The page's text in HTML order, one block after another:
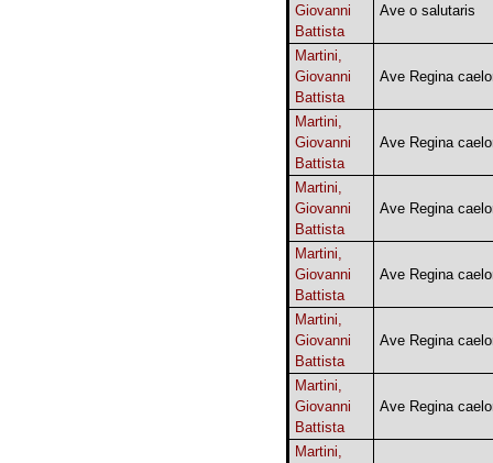
Giovanni
Battista
Ave o salutaris
Martini,
Giovanni
Battista
Ave Regina
Martini,
Giovanni
Battista
Ave Regina
Martini,
Giovanni
Battista
Ave Regina
Martini,
Giovanni
Battista
Ave Regina
Martini,
Giovanni
Battista
Ave Regina
Martini,
Giovanni
Battista
Ave Regina
Martini,